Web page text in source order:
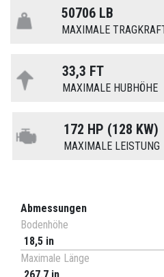
50706 LB
MAXIMALE
33,3 FT
MAXIMALE HUBHÖHE
172 HP (128 KW)
MAXIMALE LEISTUNG
Abmessungen
Bodenhöhe
18,5 in
Maximale Länge